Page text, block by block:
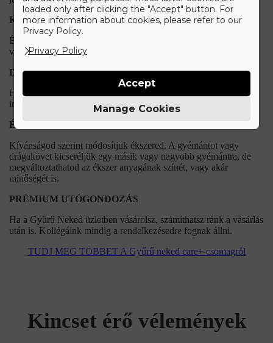
KORLÁTLAN ÉKSZERTISZTÍTÁSI LEHETŐSÉG
Ékszered eredeti csillogását bármikor ingyenesen visszaállítjuk a
vásárlást követően.
DÍJMENTES GYŰRŰMÉRETEZÉS
Ha nem találtad el az eljegyzési gyűrű méretét, utólag is
ingyenesen átméretezzük.
ÉLETHOSSZIG TARTÓ MÓDOSÍTÁSI LEHETŐSÉG
Kívánságod szerint módosítjuk ékszered. A gyémántot vagy
drágakövet kicseréljük egy másik vagy nagyobb gyémántra, de
megváltoztathatod az ékszer anyagának színét, vagy akár
minőségét is.
PRÉMIUM UTÓGONDOZÁS
Ha a Gyűrű Neked üzletben vásárolsz, számíthatsz ránk a vásárlás
után is. Kollégáink mindig a rendelkezésedre fognak állni.
TUDJ MEG TÖBBET A Gyűrű neked care+ csomagról
Kincset érő vélemények
loaded only after clicking the "Accept" button. For
more information about cookies, please refer to our
Privacy Policy.
Privacy Policy
Manage Cookies
Accept